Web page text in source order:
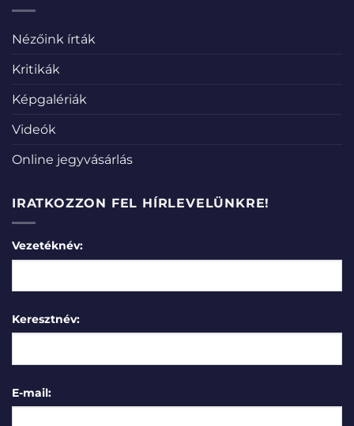
Nézőink írták
Kritikák
Képgalériák
Videók
Online jegyvásárlás
IRATKOZZON FEL HÍRLEVELÜNKRE!
Vezetéknév:
Keresztnév:
E-mail: